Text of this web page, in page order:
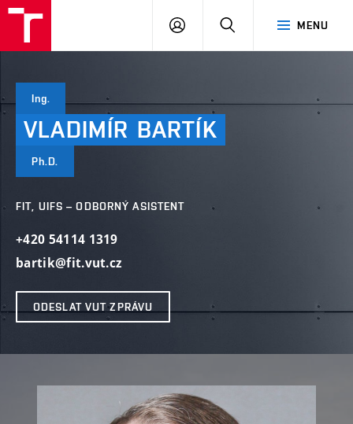
MENU
PŘIHLÁSIT
Ing.
VLADIMÍR BARTÍK
Ph.D.
FIT, UIFS – ODBORNÝ ASISTENT
+420 54114 1319
bartik@fit.vut.cz
ODESLAT VUT ZPRÁVU